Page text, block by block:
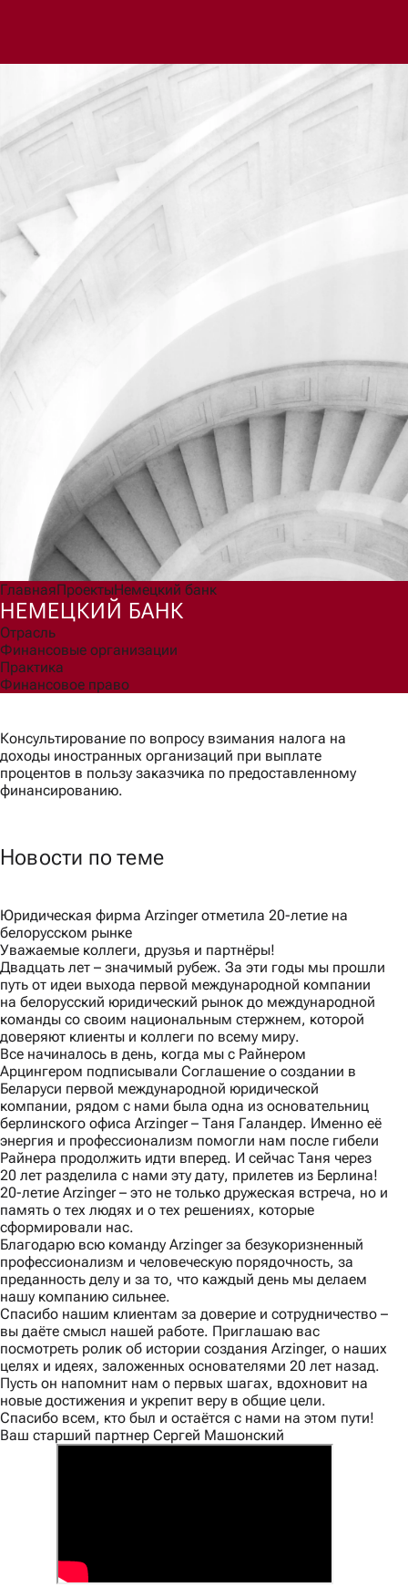
ГлавнаяПроектыНемецкий банк
НЕМЕЦКИЙ БАНК
Отрасль
Финансовые организации
Практика
Финансовое право
Консультирование по вопросу взимания налога на
доходы иностранных организаций при выплате
процентов в пользу заказчика по предоставленному
финансированию.
Новости по теме
Юридическая фирма Arzinger отметила 20-летие на
белорусском рынке
Уважаемые коллеги, друзья и партнёры!
Двадцать лет – значимый рубеж. За эти годы мы прошли
путь от идеи выхода первой международной компании
на белорусский юридический рынок до международной
команды со своим национальным стержнем, которой
доверяют клиенты и коллеги по всему миру.
Все начиналось в день, когда мы с Райнером
Арцингером подписывали Соглашение о создании в
Беларуси первой международной юридической
компании, рядом с нами была одна из основательниц
берлинского офиса Arzinger – Таня Галандер. Именно её
энергия и профессионализм помогли нам после гибели
Райнера продолжить идти вперед. И сейчас Таня через
20 лет разделила с нами эту дату, прилетев из Берлина!
20-летие Arzinger – это не только дружеская встреча, но и
память о тех людях и о тех решениях, которые
сформировали нас.
Благодарю всю команду Arzinger за безукоризненный
профессионализм и человеческую порядочность, за
преданность делу и за то, что каждый день мы делаем
нашу компанию сильнее.
Спасибо нашим клиентам за доверие и сотрудничество –
вы даёте смысл нашей работе. Приглашаю вас
посмотреть ролик об истории создания Arzinger, о наших
целях и идеях, заложенных основателями 20 лет назад.
Пусть он напомнит нам о первых шагах, вдохновит на
новые достижения и укрепит веру в общие цели.
Спасибо всем, кто был и остаётся с нами на этом пути!
Ваш старший партнер Сергей Машонский
Написать в чат
Написать в чат
Написать нам
Мы всегда готовы помочь вам разобраться в юридических
вопросах.
Заполните форму ниже, и наш специалист свяжется с вами
в ближайшее время.
Имя
Комментарий*
Согласен(а) на обработку моих персональных данных для
обработки запроса и обратной связи в соответствии с
Политикой обработки персональных данных .
Ознакомлен(а) с правами, порядком их реализации и
последствиями дачи согласия.
Отправить